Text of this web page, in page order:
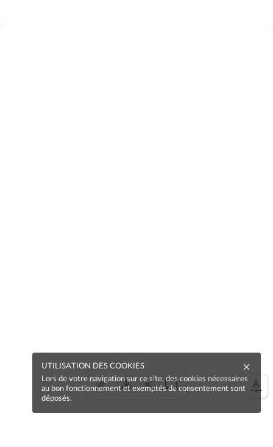
UTILISATION DES COOKIES
Lors de votre navigation sur ce site, des cookies nécessaires
au bon fonctionnement et exemptés de consentement sont
déposés.